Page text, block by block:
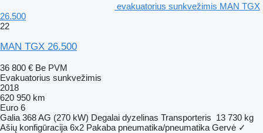
evakuatorius sunkvežimis MAN TGX
26.500
22
MAN TGX 26.500
36 800 € Be PVM
Evakuatorius sunkvežimis
2018
620 950 km
Euro 6
Galia 368 AG (270 kW) Degalai dyzelinas Transporteris 13 730 kg
Ašių konfigūracija 6x2 Pakaba pneumatika/pneumatika Gervė ✓